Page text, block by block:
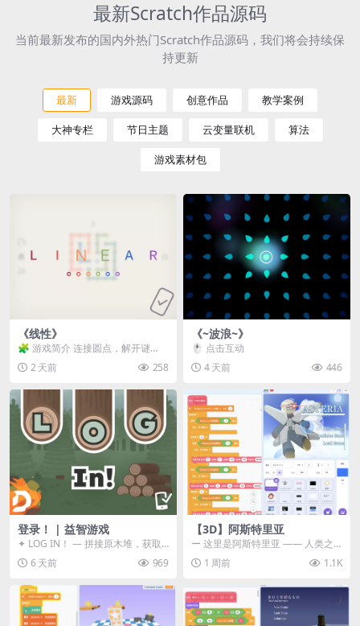
最新Scratch作品源码
当前最新发布的国内外热门Scratch作品源码，我们将会持续保
持更新
最新 游戏源码 创意作品 教学案例
大神专栏 节日主题 云变量联机 算法
游戏素材包
《线性》
🧩 游戏简介 连接圆点，解开谜
题。 ⚠️ 重要提示 所有关卡均可通
关，请确保使用...
2 天前 258
《~波浪~》
🖱️ 点击互动
4 天前
446
登录！ | 益智游戏
✦ LOG IN！ — 拼接原木堆，获取
分数！ ᑕ☲◎ ᑕ☲◎ ᑕ☲◎ ᑕ☲◎ ...
6 天前 969
【3D】阿斯特里亚
ー 这里是阿斯特里亚 —— 人类之
罪与未来希望交汇之地 📖 游戏简
介 《阿斯特里...
1 周前 1.1K